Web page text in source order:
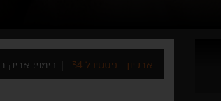
ארכיון - פסטיבל 34 בימוי: אריק